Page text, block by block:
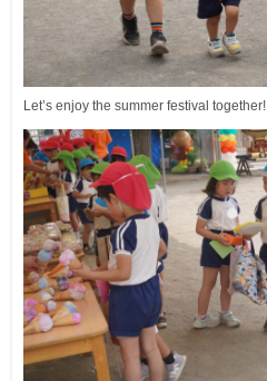
Let’s enjoy the summer festival together!